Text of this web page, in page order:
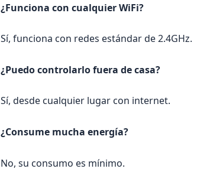
¿Funciona con cualquier WiFi?
Sí, funciona con redes estándar de 2.4GHz.
¿Puedo controlarlo fuera de casa?
Sí, desde cualquier lugar con internet.
¿Consume mucha energía?
No, su consumo es mínimo.